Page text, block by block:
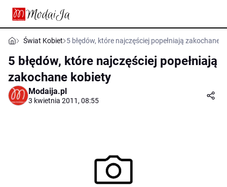
Świat Kobiet 5 błędów, które najczęściej popełniają zakochane
5 błędów, które najczęściej popełniają
zakochane kobiety
Modaija.pl
3 kwietnia 2011, 08:55